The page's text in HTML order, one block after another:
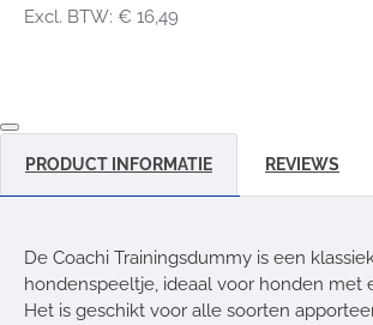
Excl. BTW: € 16,49
PRODUCT INFORMATIE REVIEWS
De Coachi Trainingsdummy is een
hondenspeeltje, ideaal voor honden met
Het is geschikt voor alle soorten